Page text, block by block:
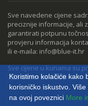
Sve navedene cijene
preciznije informacije, ali
garantirati potpunu
provjeru informacija
ili e-maila: info@blue-it.hr
Sve cijene u kunama su
7,53450 kn za 1 EUR
Koristimo kolačiće kako
korisničko iskustvo.
na ovoj poveznici More